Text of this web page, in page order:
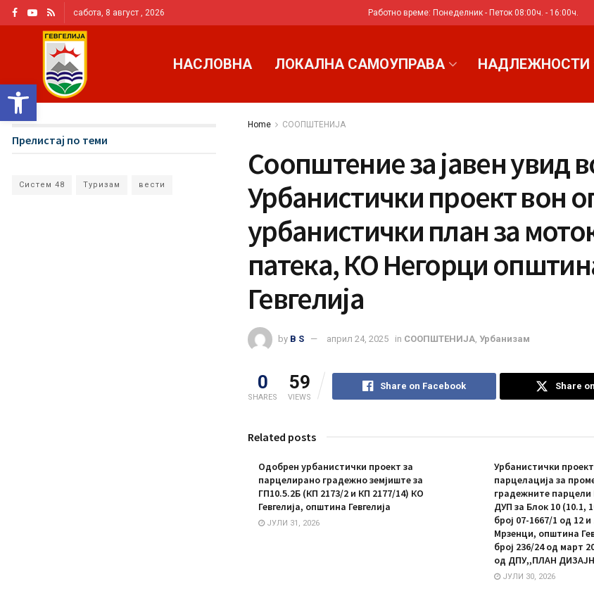
Open toolbar
сабота, 8 август , 2026 Работно време: Понеделник - Петок 08:00ч. - 16:00ч.
НАСЛОВНА ЛОКАЛНА САМОУПРАВА НАДЛЕЖНОСТИ
Home СООПШТЕНИЈА
Соопштение за јавен увид
Урбанистички проект вон
урбанистички план за
патека, КО Негорци
Гевгелија
by B S април 24, 2025 in СООПШТЕНИЈА Урбанизам
0
SHARES
59
VIEWS
Share on Facebook Share
Related posts
Одобрен урбанистички проект за
парцелирано градежно земјиште за
ГП10.5.2Б (КП 2173/2 и КП 2177/14) КО
Гевгелија, општина Гевгелија
ЈУЛИ 31, 2026
Урбанистички
парцелација за
градежните парцели
ДУП за Блок 10 (10.1,
број 07-1667/1 од 12
Мрзенци, општина
број 236/24 од март
од ДПУ,,ПЛАН
ЈУЛИ 30, 2026
Прелистај по теми
Систем 48 Туризам вести